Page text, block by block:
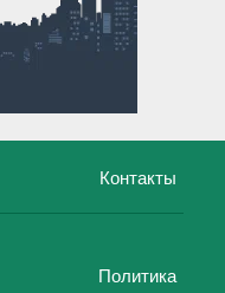
Контакты
Политика